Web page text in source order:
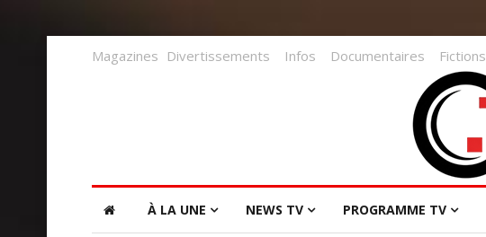
Magazines Divertissements Infos Documentaires Fictions
À LA UNE NEWS TV PROGRAMME TV